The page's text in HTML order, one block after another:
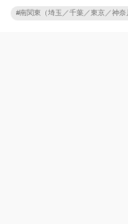
#南関東（埼玉／千葉／東京／神奈